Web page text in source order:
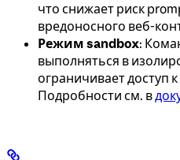
что снижает риск
вредоносного веб-
Режим sandbox:
выполняться в
ограничивает доступ
Подробности см. в